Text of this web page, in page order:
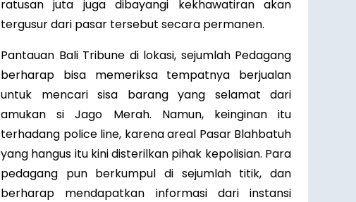
ratusan juta juga dibayangi kekhawatiran akan
tergusur dari pasar tersebut secara permanen.
Pantauan Bali Tribune di lokasi, sejumlah Pedagang
berharap bisa memeriksa tempatnya berjualan
untuk mencari sisa barang yang selamat dari
amukan si Jago Merah. Namun, keinginan itu
terhadang police line, karena areal Pasar Blahbatuh
yang hangus itu kini disterilkan pihak kepolisian. Para
pedagang pun berkumpul di sejumlah titik, dan
berharap mendapatkan informasi dari instansi